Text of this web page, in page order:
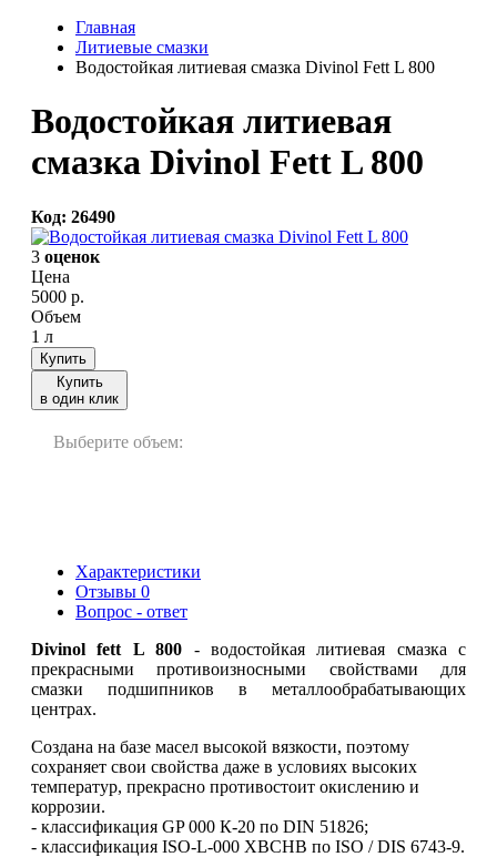
Главная
Литиевые смазки
Водостойкая литиевая смазка Divinol Fett L 800
Водостойкая литиевая
смазка Divinol Fett L 800
Код: 26490
3 оценок
Цена
5000 р.
Объем
1 л
Купить
Купить
в один клик
Выберите объем:
Характеристики
Отзывы 0
Вопрос - ответ
Divinol fett L 800 - водостойкая литиевая смазка с
прекрасными противоизносными свойствами для
смазки подшипников в металлообрабатывающих
центрах.
Создана на базе масел высокой вязкости, поэтому
сохраняет свои свойства даже в условиях высоких
температур, прекрасно противостоит окислению и
коррозии.
- классификация GP 000 К-20 по DIN 51826;
- классификация ISO-L-000 XBCHB по ISO / DIS 6743-9.